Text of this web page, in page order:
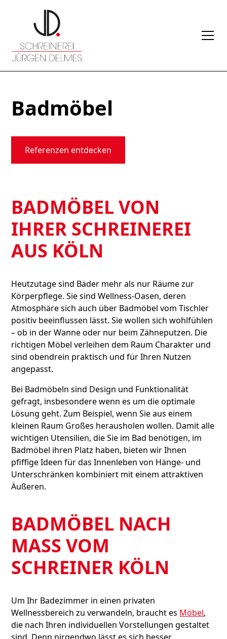
Badmöbel
Referenzen entdecken
BADMÖBEL VON
IHRER SCHREINEREI
AUS KÖLN
Heutzutage sind Bäder mehr als nur Räume zur
Körperpflege. Sie sind Wellness-Oasen, deren
Atmosphäre sich auch über Badmöbel vom Tischler
positiv beeinflussen lässt. Sie wollen sich wohlfühlen
– ob in der Wanne oder nur beim Zähneputzen. Die
richtigen Möbel verleihen dem Raum Charakter und
sind obendrein praktisch und für Ihren Nutzen
angepasst.
Bei Badmöbeln sind Design und Funktionalität
gefragt, insbesondere wenn es um die optimale
Lösung geht. Zum Beispiel, wenn Sie aus einem
kleinen Raum Großes herausholen wollen. Damit alle
wichtigen Utensilien, die Sie im Bad benötigen, im
Badmöbel ihren Platz haben, bieten wir Ihnen
pfiffige Ideen für das Innenleben von Hänge- und
Unterschränken kombiniert mit einem attraktiven
Äußeren.
BADMÖBEL NACH
MASS VOM
SCHREINER KÖLN
Um Ihr Badezimmer in einen privaten
Wellnessbereich zu verwandeln, braucht es Möbel,
die nach Ihren individuellen Vorstellungen gestaltet